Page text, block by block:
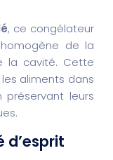
, ce congélateur
de la
la cavité. Cette
aliments dans
préservant leurs